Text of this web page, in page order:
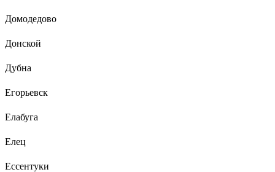
Домодедово
Донской
Дубна
Егорьевск
Елабуга
Елец
Ессентуки